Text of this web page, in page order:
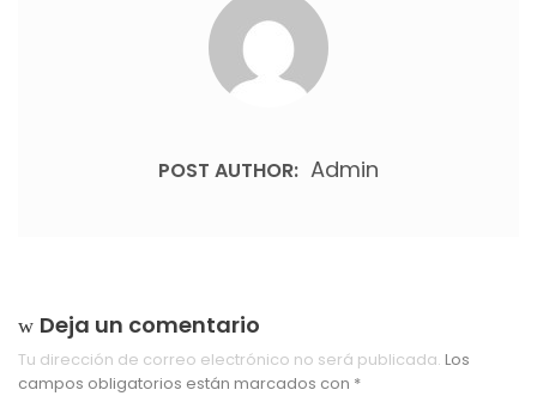
POST AUTHOR: Admin
Deja un comentario
Tu dirección de correo electrónico no será publicada. Los
campos obligatorios están marcados con *